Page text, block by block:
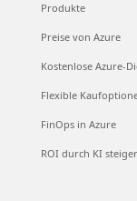
Produkte
Preise von Azure
Kostenlose Azure-
Flexible
FinOps in Azure
ROI durch KI